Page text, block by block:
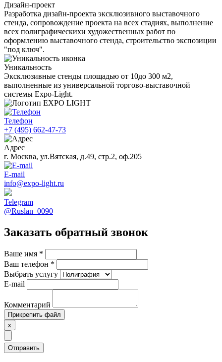
Дизайн-проект
Разработка дизайн-проекта эксклюзивного выставочного
стенда, сопровождение проекта на всех стадиях, выполнение
всех полиграфическихи художественных работ по
оформлению выставочного стенда, строительство экспозиции
"под ключ".
Уникальность
Эксклюзивные стенды площадью от 10до 300 м2,
выполненные из универсальной торгово-выставочной
системы Expo-Light.
Телефон
+7 (495) 662-47-73
Адрес
г. Москва, ул.Вятская, д.49, стр.2, оф.205
E-mail
info@expo-light.ru
Telegram
@Ruslan_0090
Заказать обратный звонок
Ваше имя *
Ваш телефон *
Выбрать услугу
E-mail
Комментарий
Прикрепить файл
x
Отправить